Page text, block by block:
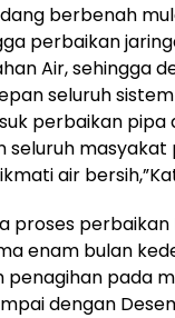
berbenah
perbaikan
Air, sehingga
seluruh
perbaikan pipa
seluruh masyakat
air
proses perbaikan
enam bulan
penagihan pada
dengan